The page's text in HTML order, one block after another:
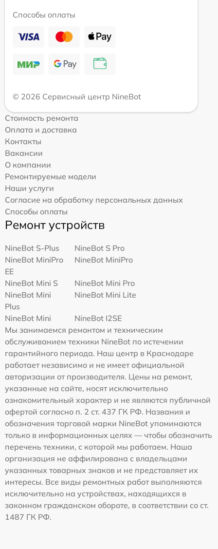
Способы оплаты
© 2026 Сервисный центр NineBot
Стоимость ремонта
Оплата и доставка
Контакты
Вакансии
О компании
Ремонтируемые модели
Наши услуги
Согласие на обработку персональных данных
Способы оплаты
Ремонт устройств
NineBot S-Plus
NineBot S Pro
NineBot MiniPro
EE
NineBot MiniPro
NineBot Mini S
NineBot Mini Pro
NineBot Mini
Plus
NineBot Mini Lite
NineBot Mini
NineBot I2SE
Мы занимаемся ремонтом и техническим
обслуживанием техники NineBot по истечении
гарантийного периода. Наш центр в Краснодаре
работает независимо и не имеет официальной
авторизации от производителя. Цены на ремонт,
указанные на сайте, носят исключительно
ознакомительный характер и не являются публичной
офертой согласно п. 2 ст. 437 ГК РФ. Названия и
обозначения торговой марки NineBot упоминаются
только в информационных целях — чтобы обозначить
перечень техники, с которой мы работаем. Наша
организация не аффилирована с владельцами
указанных товарных знаков и не представляет их
интересы. Все виды ремонтных работ выполняются
исключительно на устройствах, находящихся в
законном гражданском обороте, в соответствии со ст.
1487 ГК РФ.